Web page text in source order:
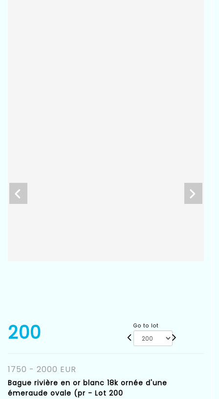
200 Go to lot
1750 - 2000 EUR
Bague rivière en or blanc 18k ornée d'une
émeraude ovale (pr - Lot 200